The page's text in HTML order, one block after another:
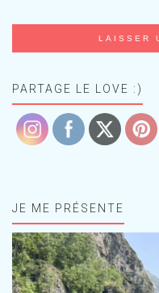
PARTAGE LE LOVE :)
JE ME PRÉSENTE